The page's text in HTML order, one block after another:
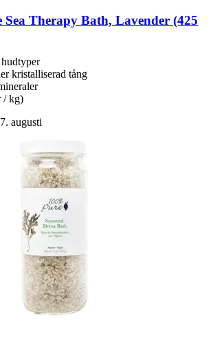
Sea Therapy Bath, Lavender (425
kristalliserad tång
/ kg)
augusti